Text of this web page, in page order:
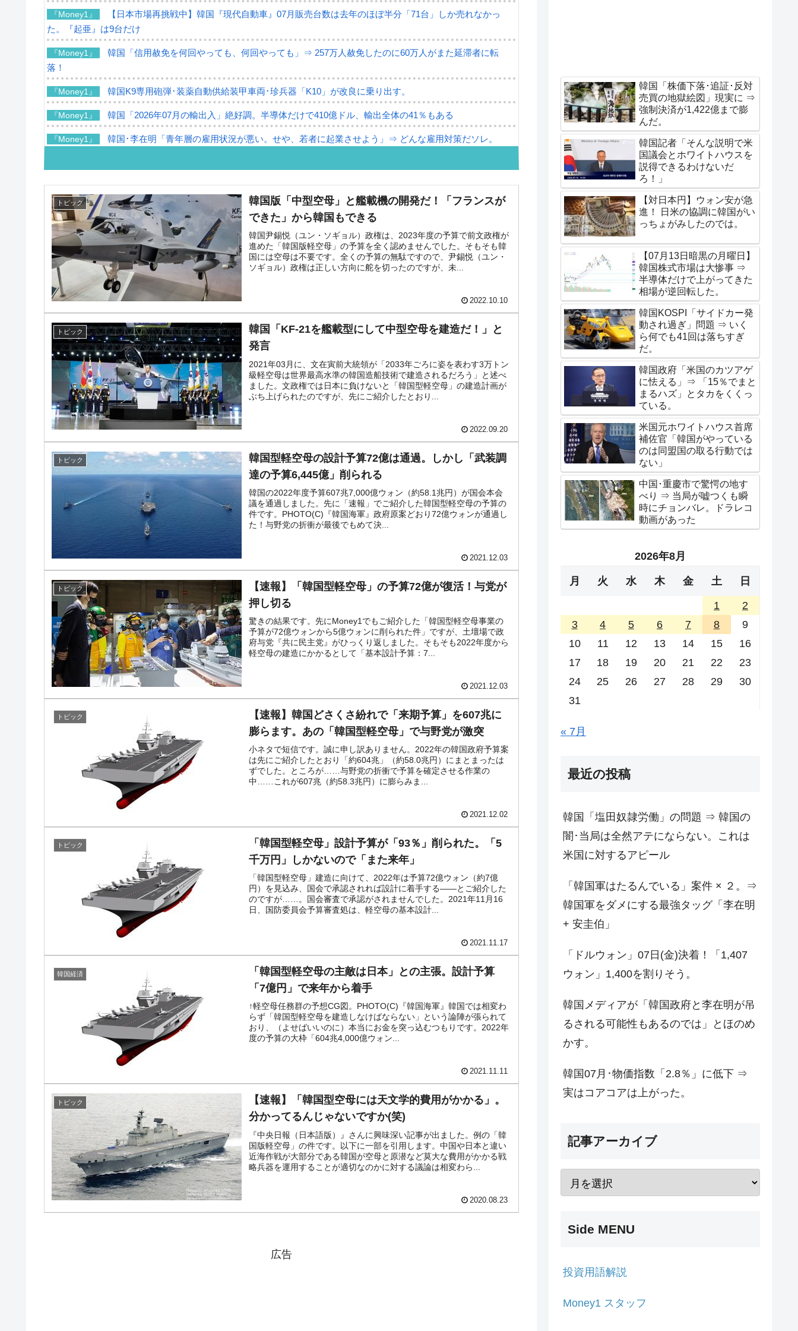
『Money1』
【日本市場再挑戦中】韓国『現代自動車』07月販売台数は去年のほぼ半分「71台」しか売れなかっ
た。『起亜』は9台だけ
『Money1』
韓国「信用赦免を何回やっても、何回やっても」⇒ 257万人赦免したのに60万人がまた延滞者に転
落！
『Money1』 韓国K9専用砲弾･装薬自動供給装甲車両･珍兵器「K10」が改良に乗り出す。
『Money1』 韓国「2026年07月の輸出入」絶好調。半導体だけで410億ドル、輸出全体の41％もある
『Money1』 韓国･李在明「青年層の雇用状況が悪い。せや、若者に起業させよう」⇒ どんな雇用対策だソレ。
『Money1』 韓国「ここは北朝鮮なのか。選管がサーバーにウソのデータを入力したのは明白だ」
『Money1』 韓国･李在明さっそく不動産対策で浅薄な発言。
『Money1』 韓国は「中国と同じく」投資に不適格な国だ。
『Money1』 『韓国銀行』が「金の保有量を増やします」⇒「金を経由するドル入手」手段ではないのか？
『Money1』 韓国･外為取引量「1日当たり1,214.4億ドル」まで拡大 ⇒ 海外資金の動きに強く左右される状態
『Money1』
韓国大統領府ボンクラ政策室長が告発された ⇒ 国家が行った恐るべき株価操作であり、空前の国政壟
断
『Money1』 韓国･警察職員が「丸刈りになって抗議活動」
『Money1』 中国だけが鉄鋼輸出を異常増加させる ⇒ 中国の過剰生産が世界を蝕む。
『Money1』 韓国製造業「半導体絶好調」のウラで他業種は全般的「不調」⇒ PSIが示す現況は決して良くない。
『Money1』 韓国で猛暑。南東部では干ばつ
韓国型イージス搭載の次世代駆逐艦「KDDX」1番艦、2032年竣工と公示
『Money1』 【対日本円】ウォン安が急進！ 日米の協調に韓国がいっちょがみしたのでは。
トピック
韓国版「中型空母」と艦載機の開発だ！「フランスが
できた」から韓国もできる
韓国尹錫悦（ユン・ソギョル）政権は、2023年度の予算で前文政権が
進めた「韓国版軽空母」の予算を全く認めませんでした。そもそも韓
国には空母は不要です。全くの予算の無駄ですので、尹錫悦（ユン・
ソギョル）政権は正しい方向に舵を切ったのですが、未...
2022.10.10
トピック
韓国「KF-21を艦載型にして中型空母を建造だ！」と
発言
2021年03月に、文在寅前大統領が「2033年ごろに姿を表わす3万トン
級軽空母は世界最高水準の韓国造船技術で建造されるだろう」と述べ
ました。文政権では日本に負けないと「韓国型軽空母」の建造計画が
ぶち上げられたのですが、先にご紹介したとおり...
2022.09.20
トピック
韓国型軽空母の設計予算72億は通過。しかし「武装調
達の予算6,445億」削られる
韓国の2022年度予算607兆7,000億ウォン（約58.1兆円）が国会本会
議を通過しました。先に「速報」でご紹介した韓国型軽空母の予算の
件です。PHOTO(C)『韓国海軍』政府原案どおり72億ウォンが通過し
た！与野党の折衝が最後でもめて決...
2021.12.03
トピック
【速報】「韓国型軽空母」の予算72億が復活！与党が
押し切る
驚きの結果です。先にMoney1でもご紹介した「韓国型軽空母事業の
予算が72億ウォンから5億ウォンに削られた件」ですが、土壇場で政
府与党『共に民主党』がひっくり返しました。そもそも2022年度から
軽空母の建造にかかるとして「基本設計予算：7...
2021.12.03
トピック
【速報】韓国どさくさ紛れで「来期予算」を607兆に
膨らます。あの「韓国型軽空母」で与野党が激突
小ネタで短信です。誠に申し訳ありません。2022年の韓国政府予算案
は先にご紹介したとおり「約604兆」（約58.0兆円）にまとまったは
ずでした。ところが……与野党の折衝で予算を確定させる作業の
中……これが607兆（約58.3兆円）に膨らみま...
2021.12.02
トピック
「韓国型軽空母」設計予算が「93％」削られた。「5
千万円」しかないので「また来年」
「韓国型軽空母」建造に向けて、2022年は予算72億ウォン（約7億
円）を見込み、国会で承認されれば設計に着手する――とご紹介した
のですが……。国会審査で承認がされませんでした。2021年11月16
日、国防委員会予算審査処は、軽空母の基本設計...
2021.11.17
韓国経済
「韓国型軽空母の主敵は日本」との主張。設計予算
「7億円」で来年から着手
↑軽空母任務群の予想CG図。PHOTO(C)『韓国海軍』韓国では相変わ
らず「韓国型軽空母を建造しなけばならない」という論陣が張られて
おり、（よせばいいのに）本当にお金を突っ込むつもりです。2022年
度の予算の大枠「604兆4,000億ウォン...
2021.11.11
トピック
【速報】「韓国型空母には天文学的費用がかかる」。
分かってるんじゃないですか(笑)
『中央日報（日本語版）』さんに興味深い記事が出ました。例の「韓
国版軽空母」の件です。以下に一部を引用します。中国や日本と違い
近海作戦が大部分である韓国が空母と原潜など莫大な費用がかかる戦
略兵器を運用することが適切なのかに対する議論は相変わら...
2020.08.23
広告
韓国「株価下落･追証･反対
売買の地獄絵図」現実に ⇒
強制決済が1,422億まで膨
んだ。
韓国記者「そんな説明で米
国議会とホワイトハウスを
説得できるわけないだ
ろ！」
【対日本円】ウォン安が急
進！ 日米の協調に韓国がい
っちょがみしたのでは。
【07月13日暗黒の月曜日】
韓国株式市場は大惨事 ⇒
半導体だけで上がってきた
相場が逆回転した。
韓国KOSPI「サイドカー発
動され過ぎ」問題 ⇒ いく
ら何でも41回は落ちすぎ
だ。
韓国政府「米国のカツアゲ
に怯える」⇒ 「15％でまと
まるハズ」とタカをくくっ
ている。
米国元ホワイトハウス首席
補佐官「韓国がやっている
のは同盟国の取る行動では
ない」
中国･重慶市で驚愕の地す
べり ⇒ 当局が嘘つくも瞬
時にチョンバレ。ドラレコ
動画があった
2026年8月
月 火 水 木 金 土 日
1
2
3
4 5 6 7 8
9
10
11 12 13 14 15
16
17
18 19 20 21 22
23
24
25 26 27 28 29
30
31
« 7月
最近の投稿
韓国「塩田奴隷労働」の問題 ⇒ 韓国の
闇･当局は全然アテにならない。これは
米国に対するアピール
「韓国軍はたるんでいる」案件 × ２。⇒
韓国軍をダメにする最強タッグ「李在明
+ 安圭伯」
「ドルウォン」07日(金)決着！「1,407
ウォン」1,400を割りそう。
韓国メディアが「韓国政府と李在明が吊
るされる可能性もあるのでは」とほのめ
かす。
韓国07月･物価指数「2.8％」に低下 ⇒
実はコアコアは上がった。
記事アーカイブ
Side MENU
投資用語解説
Money1 スタッフ